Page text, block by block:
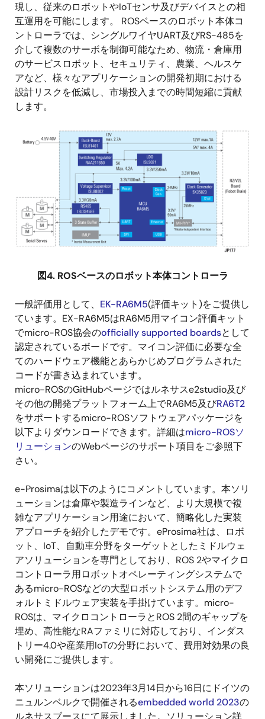
現し、従来のロボットやIoTセンサ及びデバイスとの相
互運用を可能にします。 ROSベースのロボット本体コ
ントローラでは、シングルワイヤUART及びRS-485を
介して複数のサーボを制御可能なため、物流・倉庫用
のサービスロボット、セキュリティ、農業、ヘルスケ
アなど、様々なアプリケーションの開発初期における
設計リスクを低減し、市場投入までの時間短縮に貢献
します。
図4. ROSベースのロボット本体コントローラ
一般評価用として、 EK-RA6M5(評価キット)をご提供し
ています。EX-RA6M5はRA6M5用マイコン評価キット
でmicro-ROS協会のofficially supported boardsとして
認定されているボードです。マイコン評価に必要な全
てのハードウェア機能とあらかじめプログラムされた
コードが書き込まれています。
micro-ROSのGitHubページではルネサスe2studio及び
その他の開発プラットフォーム上でRA6M5及びRA6T2
をサポートするmicro-ROSソフトウェアパッケージを
以下よりダウンロードできます。詳細はmicro-ROSソ
リューションのWebページのサポート項目をご参照下
さい。
e-Prosimaは以下のようにコメントしています。本ソリ
ューションは倉庫や製造ラインなど、より大規模で複
雑なアプリケーション用途において、簡略化した実装
アプローチを紹介したデモです。eProsima社は、ロボ
ット、IoT、自動車分野をターゲットとしたミドルウェ
アソリューションを専門としており、ROS 2やマイクロ
コントローラ用ロボットオペレーティングシステムで
あるmicro-ROSなどの大型ロボットシステム用のデフ
ォルトミドルウェア実装を手掛けています。micro-
ROSは、マイクロコントローラとROS 2間のギャップを
埋め、高性能なRAファミリに対応しており、インダス
トリー4.0や産業用IoTの分野において、費用対効果の良
い開発にご提供します。
本ソリューションは2023年3月14日から16日にドイツの
ニュルンベルクで開催されるembedded world 2023の
ルネサスブースにて展示しました。ソリューション詳